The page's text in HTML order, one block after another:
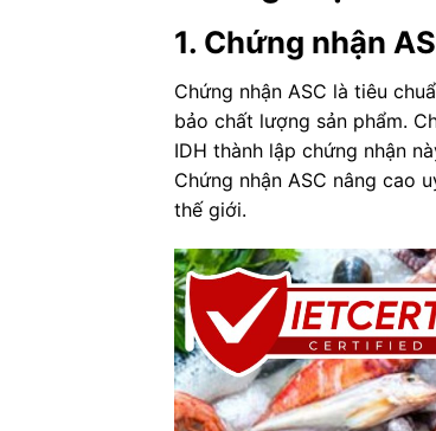
1. Chứng nhận
Chứng nhận ASC là tiêu
bảo chất lượng sản phẩm.
IDH thành lập chứng nhận
Chứng nhận ASC nâng cao
thế giới.